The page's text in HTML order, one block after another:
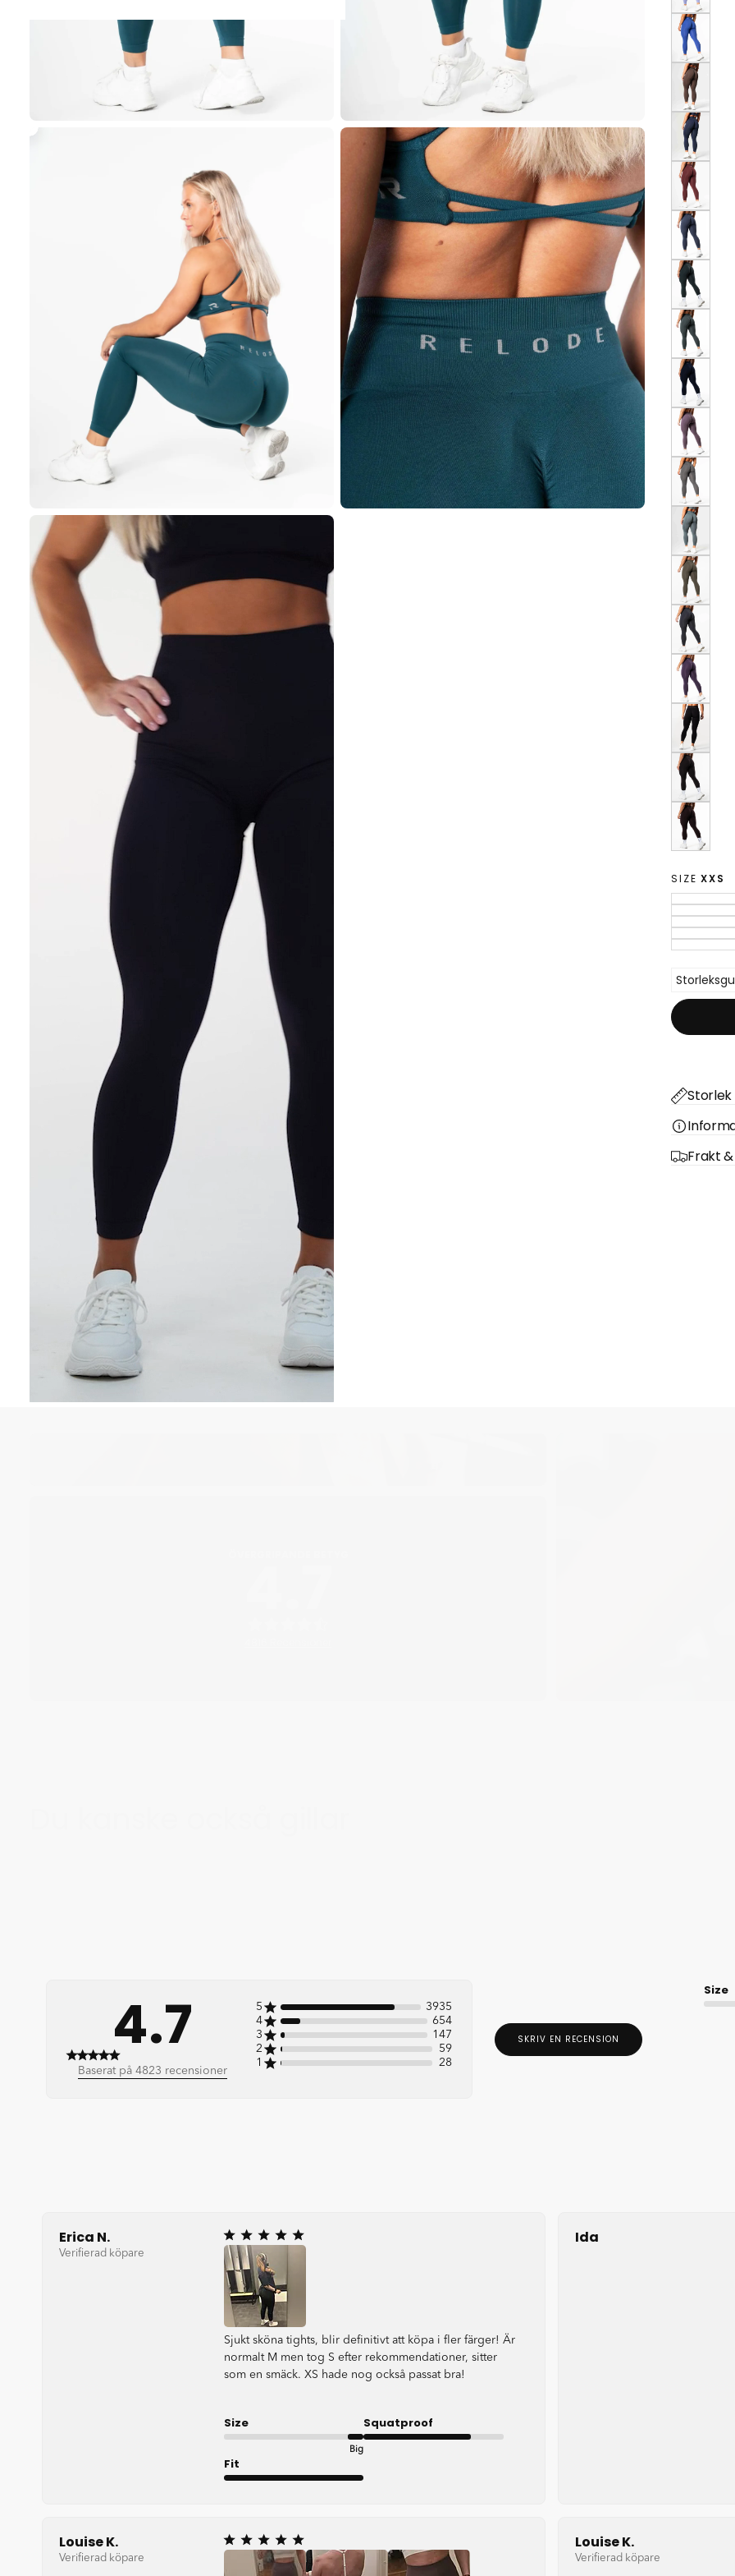
Visa
SIZE XXS
Frakt
4.7
4.7 out of 5 stars 4823 total reviews
Baserat på 4823 recensioner
5
3935
4
654
3
147
2
59
1
28
SKRIV EN RECENSION
Size
Erica N.
Verifierad köpare
Sjukt sköna tights, blir definitivt att köpa i fler färger! Är
normalt M men tog S efter rekommendationer, sitter
som en smäck. XS hade nog också passat bra!
Size
Big
Squatproof
Fit
Ida
Louise K.
Verifierad köpare
Louise K.
Verifierad köpare